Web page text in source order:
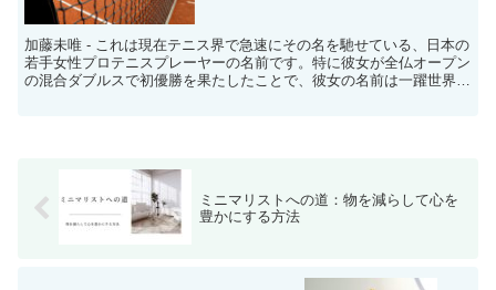
加藤未唯 - これは現在テニス界で急速にその名を馳せている、日本の
若手女性プロテニスプレーヤーの名前です。特に彼女が全仏オープン
の混合ダブルスで初優勝を果たしたことで、彼女の名前は一躍世界の
ミニマリストへの道：物を減らして心を
豊かにする方法